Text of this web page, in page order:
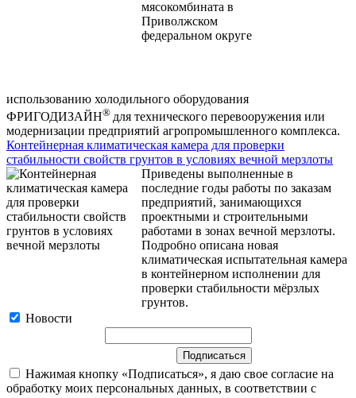
использованию холодильного оборудования
ФРИГОДИЗАЙН® для технического перевооружения или
модернизации предприятий агропромышленного комплекса.
Контейнерная климатическая камера для проверки
стабильности свойств грунтов в условиях вечной мерзлоты
Приведены выполненные в
последние годы работы по заказам
предприятий, занимающихся
проектными и строительными
работами в зонах вечной мерзлоты.
Подробно описана новая
климатическая испытательная камера
в контейнерном исполнении для
проверки стабильности мёрзлых
грунтов.
Новости
Нажимая кнопку «Подписаться», я даю свое согласие на
обработку моих персональных данных, в соответствии с